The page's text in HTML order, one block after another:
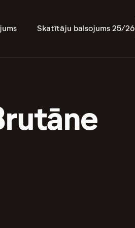
Skatītāju balsojums 25/26